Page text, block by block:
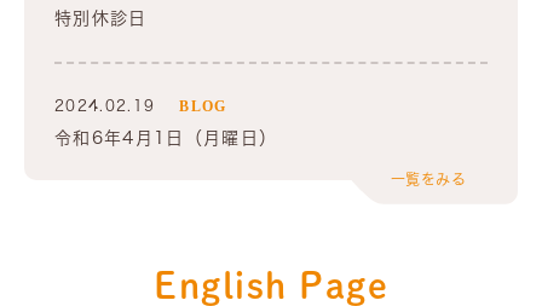
特別休診日
2024.02.19 BLOG
令和6年4月1日（月曜日）
一覧をみる
English Page